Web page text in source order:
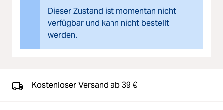
Dieser Zustand ist momentan nicht
verfügbar und kann nicht bestellt
werden.
Kostenloser Versand ab 39 €